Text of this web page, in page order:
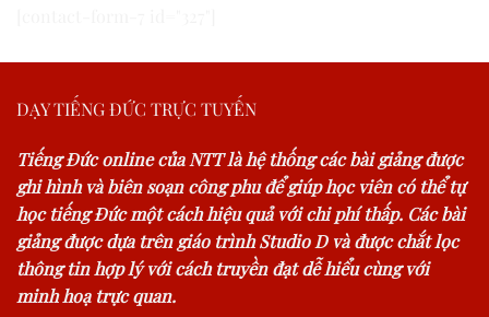
DẠY TIẾNG ĐỨC TRỰC TUYẾN
Tiếng Đức online của NTT là hệ thống các bài giảng được
ghi hình và biên soạn công phu để giúp học viên có thể tự
học tiếng Đức một cách hiệu quả với chi phí thấp. Các bài
giảng được dựa trên giáo trình Studio D và được chắt lọc
thông tin hợp lý với cách truyền đạt dễ hiểu cùng với
minh hoạ trực quan.